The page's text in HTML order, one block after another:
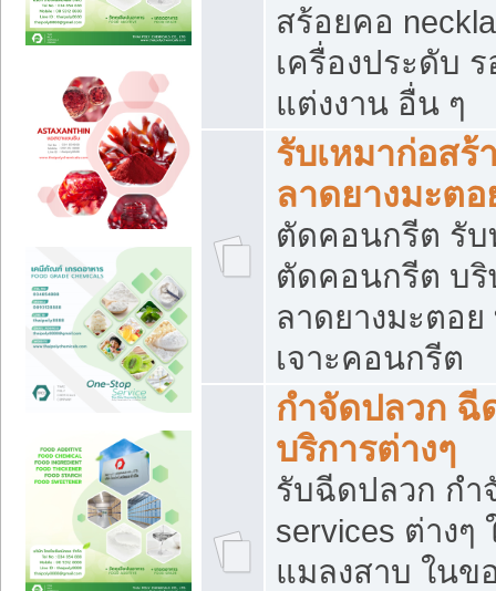
สร้อยคอ
เครื่องประดับ ร
แต่งงาน อื่น ๆ
รับเหมาก่อส
ลาดยางมะต
ตัดคอนกรีต รับ
ตัดคอนกรีต บริ
ลาดยางมะตอ
เจาะคอนกรีต
กำจัดปลวก ฉี
บริการต่างๆ
รับฉีดปลวก กำ
services ต่าง
แมลงสาบ ใน